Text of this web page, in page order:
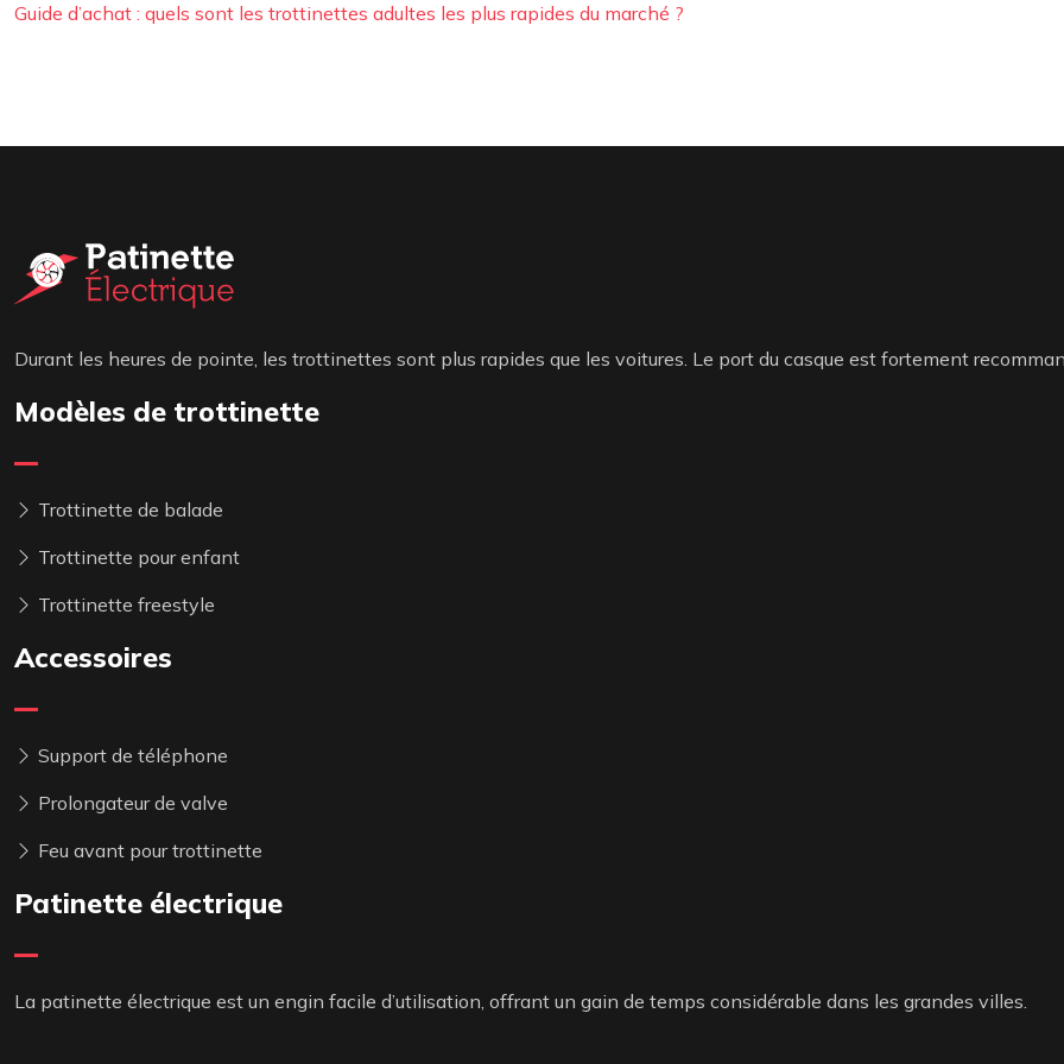
Guide d’achat : quels sont les trottinettes adultes les plus rapides du marché ?
Durant les heures de pointe, les trottinettes sont plus rapides que les voitures. Le port du casque est fortement
Modèles de trottinette
Trottinette de balade
Trottinette pour enfant
Trottinette freestyle
Accessoires
Support de téléphone
Prolongateur de valve
Feu avant pour trottinette
Patinette électrique
La patinette électrique est un engin facile d’utilisation, offrant un gain de temps considérable dans les grandes villes.